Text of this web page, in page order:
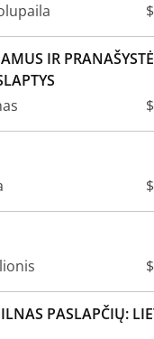
IR
PASLAPČIŲ: